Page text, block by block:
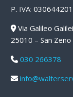
P. IVA:
Via Galileo
25010 – San Zeno
030 266378